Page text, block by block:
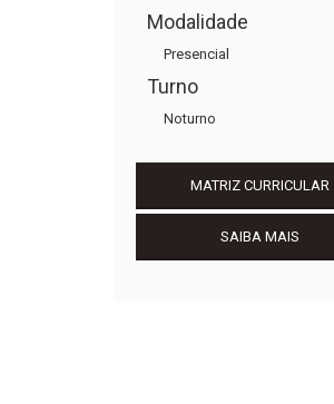
Modalidade
Presencial
Turno
Noturno
MATRIZ CURRICULAR
SAIBA MAIS